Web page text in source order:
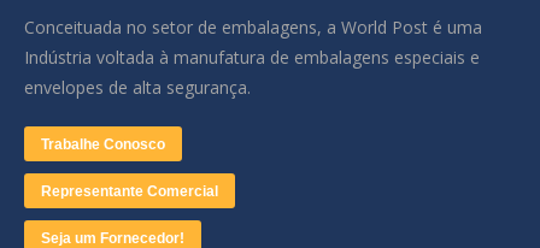
Conceituada no setor de embalagens, a World Post é uma
Indústria voltada à manufatura de embalagens especiais e
envelopes de alta segurança.
Trabalhe Conosco
Representante Comercial
Seja um Fornecedor!